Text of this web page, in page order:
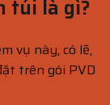
túi là gì?
vụ này, có lẽ,
trên gói PVD